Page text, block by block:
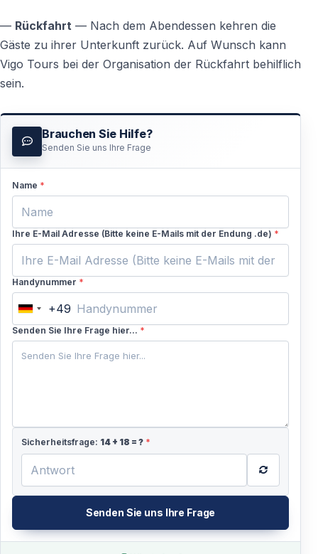
Aufmerksamkeiten oder ein Geldumschlag werden
geschätzt.
Können Diätwünsche berücksichtigt werden?
Ja — bitte informieren Sie uns im Voraus.
Kann sich das Programm ändern?
Kleinere Änderungen sind möglich, der Ablauf bleibt
jedoch grundsätzlich gleich.
Ist eine Teilnahme allein möglich?
Die Mindestteilnehmerzahl beträgt 2 Personen.
Einzelgäste können teilnehmen, wenn sie mit einer
anderen Buchung kombiniert werden.
— Rückfahrt — Nach dem Abendessen kehren die
Gäste zu ihrer Unterkunft zurück. Auf Wunsch kann
Vigo Tours bei der Organisation der Rückfahrt behilflich
sein.
Brauchen Sie Hilfe?
Senden Sie uns Ihre Frage
Name *
Ihre E-Mail Adresse (Bitte keine E-Mails mit der Endung .de) *
Handynummer *
Germany
+49
+49
Senden Sie Ihre Frage hier... *
Sicherheitsfrage: 14 + 18 = ? *
Senden Sie uns Ihre Frage